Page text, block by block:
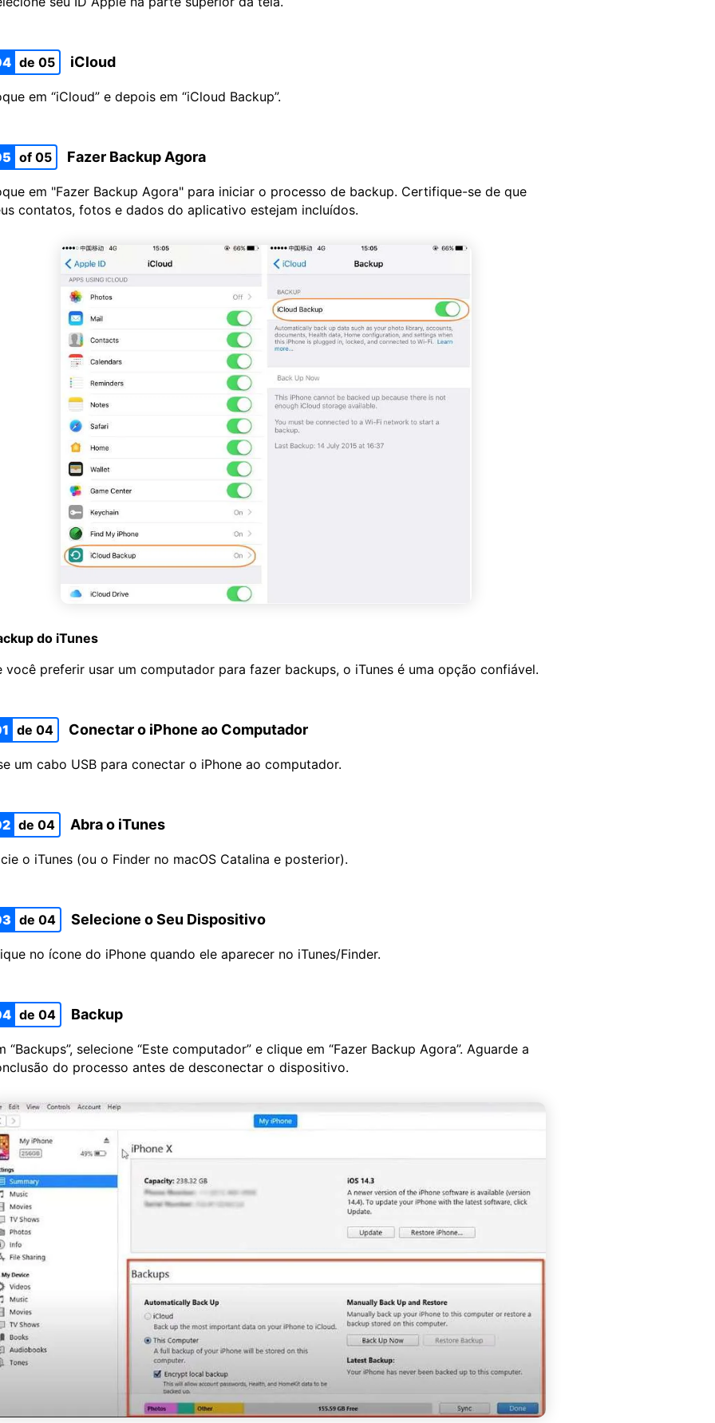
de 05 iCloud
em “iCloud” e depois em “iCloud Backup”.
of 05 Fazer Backup Agora
em "Fazer Backup Agora" para iniciar o processo de backup. Certifique-se de que
contatos, fotos e dados do aplicativo estejam incluídos.
do iTunes
você preferir usar um computador para fazer backups, o iTunes é uma opção confiável.
de 04 Conectar o iPhone ao Computador
um cabo USB para conectar o iPhone ao computador.
de 04 Abra o iTunes
o iTunes (ou o Finder no macOS Catalina e posterior).
de 04 Selecione o Seu Dispositivo
no ícone do iPhone quando ele aparecer no iTunes/Finder.
de 04 Backup
“Backups”, selecione “Este computador” e clique em “Fazer Backup Agora”. Aguarde a
do processo antes de desconectar o dispositivo.